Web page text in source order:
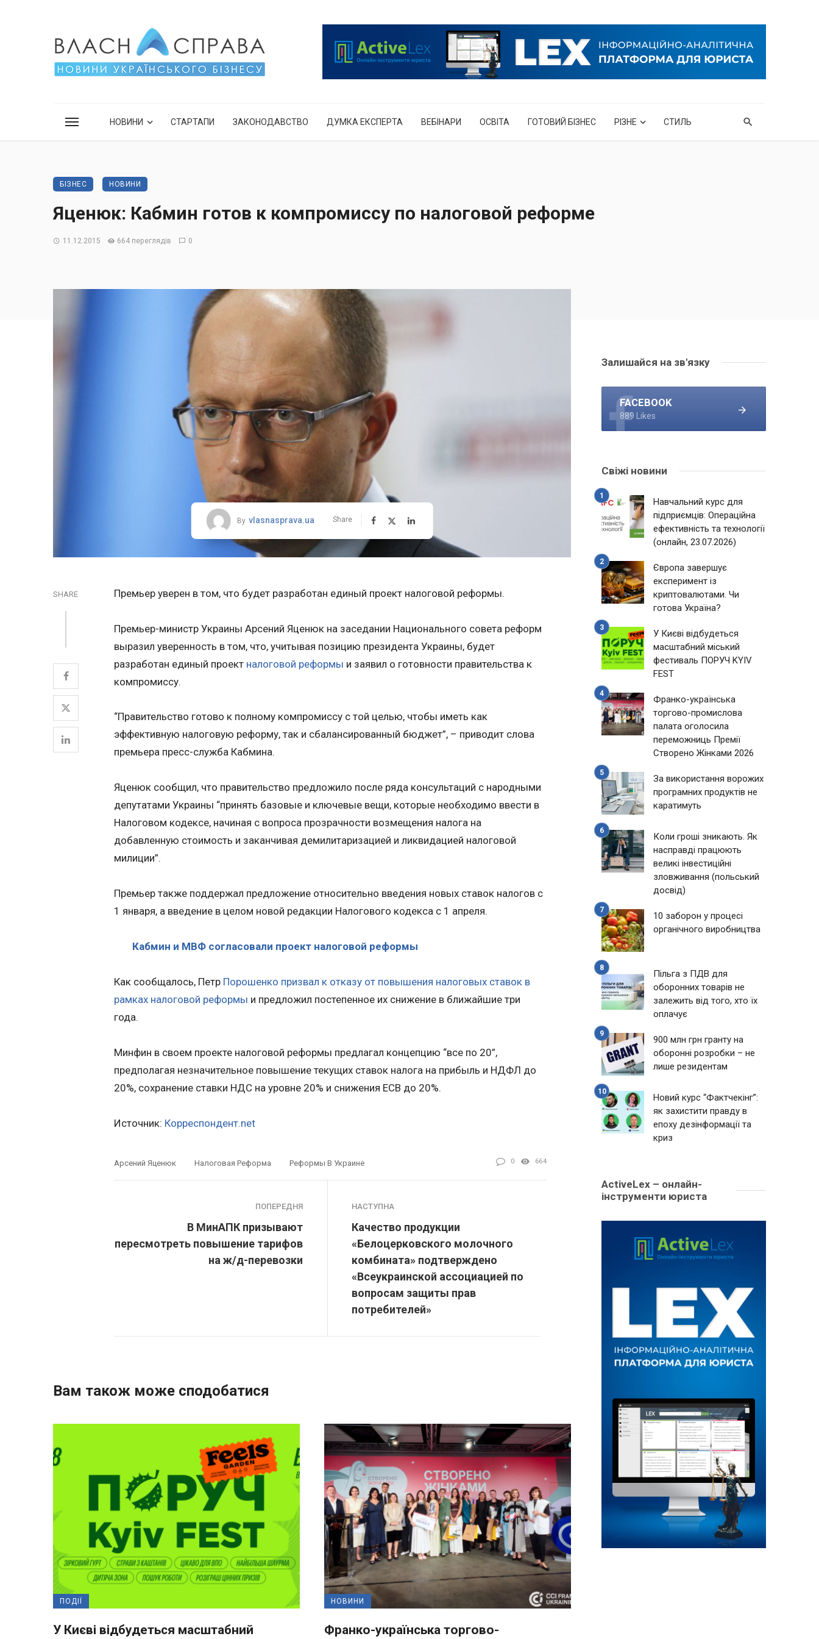
НОВИНИ СТАРТАПИ ЗАКОНОДАВСТВО ДУМКА ЕКСПЕРТА ВЕБІНАРИ ОСВІТА ГОТОВИЙ БІЗНЕС РІЗНЕ СТИЛЬ
БІЗНЕС НОВИНИ
Яценюк: Кабмин готов к компромиссу по налоговой реформе
11.12.2015 664 переглядів 0
By vlasnasprava.ua Share
SHARE Премьер уверен в том, что будет разработан единый проект налоговой реформы.
Премьер-министр Украины Арсений Яценюк на заседании Национального совета реформ
выразил уверенность в том, что, учитывая позицию президента Украины, будет
разработан единый проект налоговой реформы и заявил о готовности правительства к
компромиссу.
“Правительство готово к полному компромиссу с той целью, чтобы иметь как
эффективную налоговую реформу, так и сбалансированный бюджет”, – приводит слова
премьера пресс-служба Кабмина.
Яценюк сообщил, что правительство предложило после ряда консультаций с народными
депутатами Украины “принять базовые и ключевые вещи, которые необходимо ввести в
Налоговом кодексе, начиная с вопроса прозрачности возмещения налога на
добавленную стоимость и заканчивая демилитаризацией и ликвидацией налоговой
милиции”.
Премьер также поддержал предложение относительно введения новых ставок налогов с
1 января, а введение в целом новой редакции Налогового кодекса с 1 апреля.
Кабмин и МВФ согласовали проект налоговой реформы
Как сообщалось, Петр Порошенко призвал к отказу от повышения налоговых ставок в
рамках налоговой реформы и предложил постепенное их снижение в ближайшие три
года.
Минфин в своем проекте налоговой реформы предлагал концепцию “все по 20”,
предполагая незначительное повышение текущих ставок налога на прибыль и НДФЛ до
20%, сохранение ставки НДС на уровне 20% и снижения ЕСВ до 20%.
Источник: Корреспондент.net
Арсений Яценюк Налоговая Реформа Реформы В Украине 0 664
ПОПЕРЕДНЯ
В МинАПК призывают
пересмотреть повышение тарифов
на ж/д-перевозки
НАСТУПНА
Качество продукции
«Белоцерковского молочного
комбината» подтверждено
«Всеукраинской ассоциацией по
вопросам защиты прав
потребителей»
Вам також може сподобатися
ПОДІЇ
У Києві відбудеться масштабний
НОВИНИ
Франко-українська торгово-
Залишайся на зв'язку
FACEBOOK
889 Likes
Свіжі новини
Навчальний курс для
підприємців: Операційна
ефективність та технології
(онлайн, 23.07.2026)
Європа завершує
експеримент із
криптовалютами. Чи
готова Україна?
У Києві відбудеться
масштабний міський
фестиваль ПОРУЧ KYIV
FEST
Франко-українська
торгово-промислова
палата оголосила
переможниць Премії
Створено Жінками 2026
За використання ворожих
програмних продуктів не
каратимуть
Коли гроші зникають. Як
насправді працюють
великі інвестиційні
зловживання (польський
досвід)
10 заборон у процесі
органічного виробництва
Пільга з ПДВ для
оборонних товарів не
залежить від того, хто їх
оплачує
900 млн грн гранту на
оборонні розробки – не
лише резидентам
Новий курс “Фактчекінг”:
як захистити правду в
епоху дезінформації та
криз
ActiveLex – онлайн-
інструменти юриста